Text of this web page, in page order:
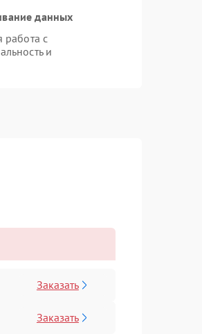
данных
работа с
и
Заказать
Заказать